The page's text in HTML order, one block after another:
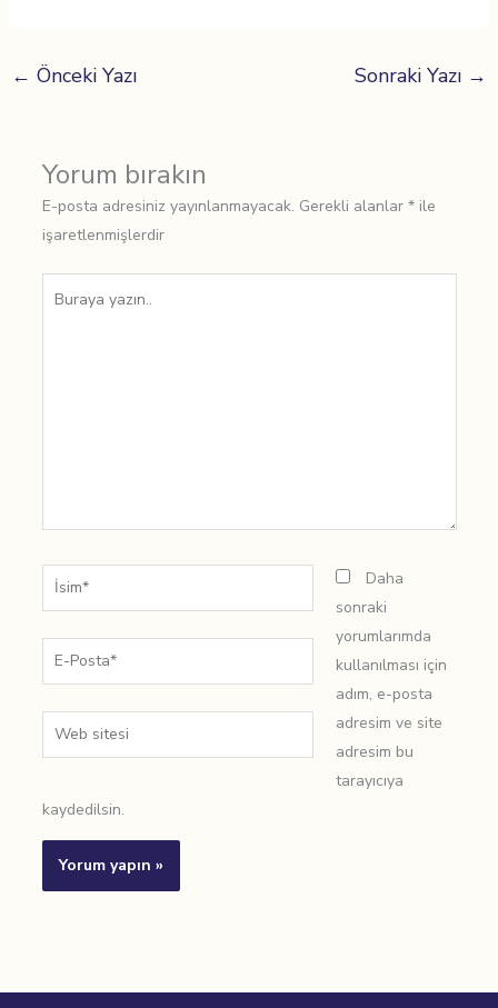
← Önceki Yazı Sonraki Yazı →
Yorum bırakın
E-posta adresiniz yayınlanmayacak. Gerekli alanlar *ile
işaretlenmişlerdir
İsim*
E-
Posta*
Web
sitesi
Daha
sonraki
yorumlarımda
kullanılması için
adım, e-posta
adresim ve site
adresim bu
tarayıcıya
kaydedilsin.